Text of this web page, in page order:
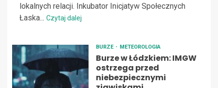
lokalnych relacji. Inkubator Inicjatyw Społecznych
Łaska... Czytaj dalej
BURZE METEOROLOGIA
Burze w Łódzkiem: IMGW
ostrzega przed
niebezpiecznymi